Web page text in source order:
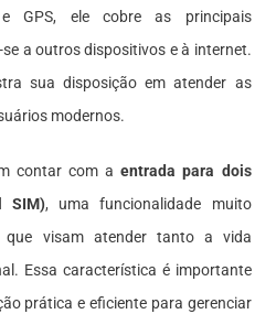
GPS, ele cobre as principais
a outros dispositivos e à internet.
sua disposição em atender as
modernos.
contar com aentrada para dois
SIM), uma funcionalidade muito
que visam atender tanto a vida
Essa característica é importante
prática e eficiente para gerenciar